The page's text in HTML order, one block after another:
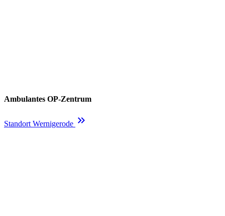
Ambulantes OP-Zentrum
Standort Wernigerode keyboard_double_arrow_right